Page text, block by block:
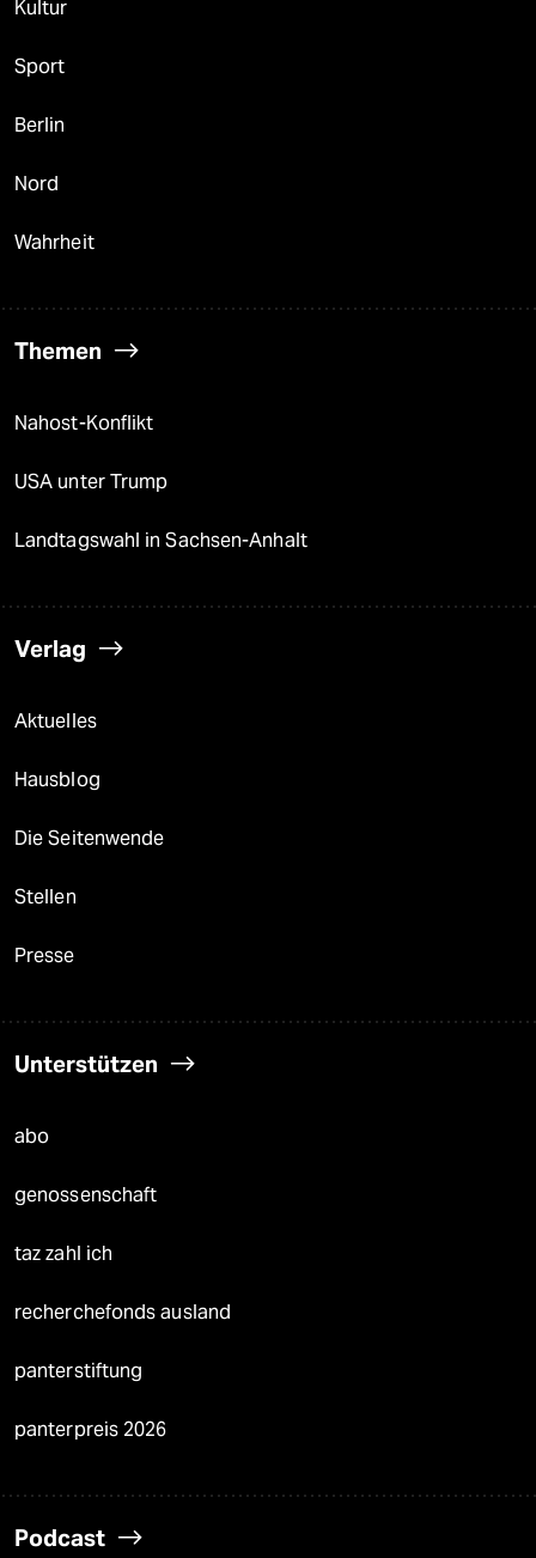
Kultur
Sport
Berlin
Nord
Wahrheit
Themen
Nahost-Konflikt
USA unter Trump
Landtagswahl in Sachsen-Anhalt
Verlag
Aktuelles
Hausblog
Die Seitenwende
Stellen
Presse
Unterstützen
abo
genossenschaft
taz zahl ich
recherchefonds ausland
panterstiftung
panterpreis 2026
Podcast